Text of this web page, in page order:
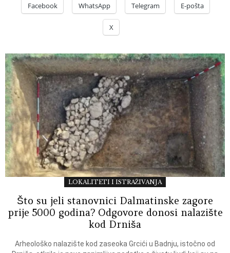
Facebook WhatsApp Telegram E-pošta
X
LOKALITETI I ISTRAŽIVANJA
Što su jeli stanovnici Dalmatinske zagore
prije 5000 godina? Odgovore donosi nalazište
kod Drniša
Arheološko nalazište kod zaseoka Grcići u Badnju, istočno od